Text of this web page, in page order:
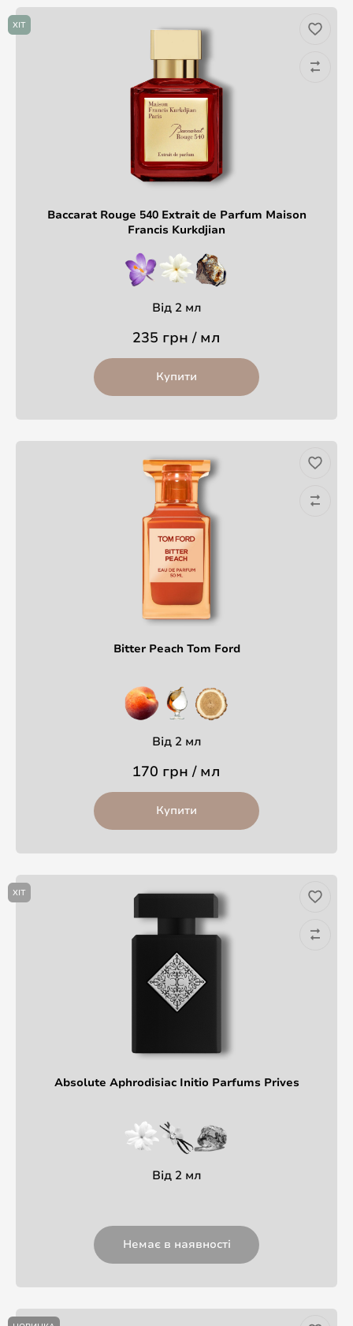
ХІТ
Baccarat Rouge 540 Extrait de Parfum Maison
Francis Kurkdjian
Від 2 мл
235 грн / мл
Купити
Bitter Peach Tom Ford
Від 2 мл
170 грн / мл
Купити
ХІТ
Absolute Aphrodisiac Initio Parfums Prives
Від 2 мл
Немає в наявності